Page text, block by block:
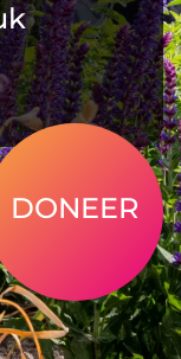
DONEER